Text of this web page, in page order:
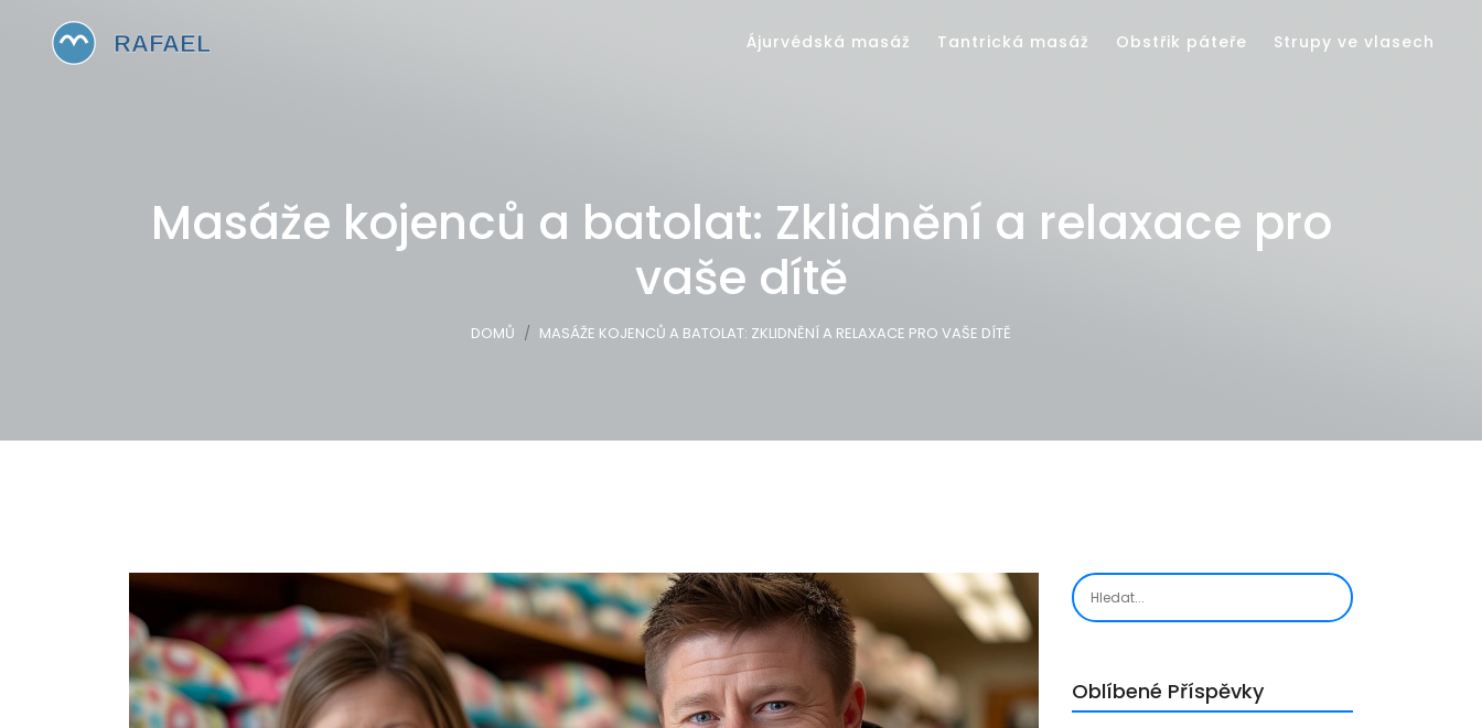
Ájurvédská masáž Tantrická masáž Obstřik páteře Strupy ve vlasech
Masáže kojenců a batolat: Zklidnění a relaxace pro
vaše dítě
DOMŮ MASÁŽE KOJENCŮ A BATOLAT: ZKLIDNĚNÍ A RELAXACE PRO VAŠE DÍTĚ
Oblíbené Příspěvky